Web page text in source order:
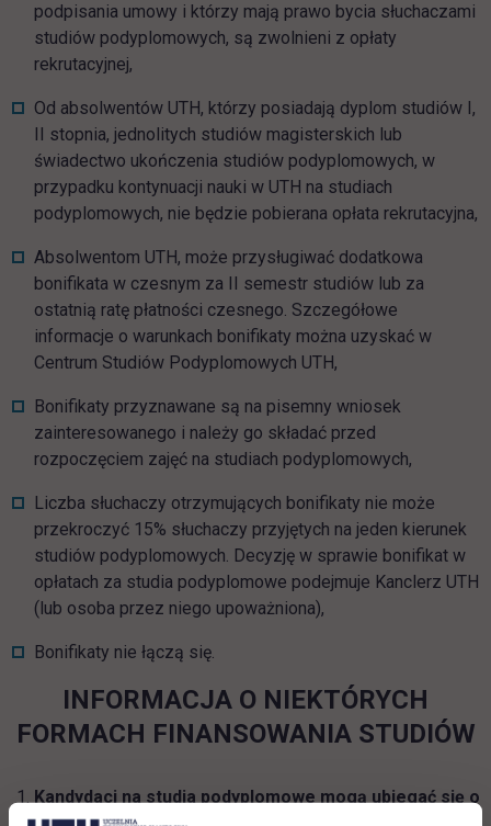
podpisania umowy i którzy mają prawo bycia słuchaczami
studiów podyplomowych, są zwolnieni z opłaty
rekrutacyjnej,
Od absolwentów UTH, którzy posiadają dyplom studiów I,
II stopnia, jednolitych studiów magisterskich lub
świadectwo ukończenia studiów podyplomowych, w
przypadku kontynuacji nauki w UTH na studiach
podyplomowych, nie będzie pobierana opłata rekrutacyjna,
Absolwentom UTH, może przysługiwać dodatkowa
bonifikata w czesnym za II semestr studiów lub za
ostatnią ratę płatności czesnego. Szczegółowe
informacje o warunkach bonifikaty można uzyskać w
Centrum Studiów Podyplomowych UTH,
Bonifikaty przyznawane są na pisemny wniosek
zainteresowanego i należy go składać przed
rozpoczęciem zajęć na studiach podyplomowych,
Liczba słuchaczy otrzymujących bonifikaty nie może
przekroczyć 15% słuchaczy przyjętych na jeden kierunek
studiów podyplomowych. Decyzję w sprawie bonifikat w
opłatach za studia podyplomowe podejmuje Kanclerz UTH
(lub osoba przez niego upoważniona),
Bonifikaty nie łączą się.
INFORMACJA O NIEKTÓRYCH
FORMACH FINANSOWANIA STUDIÓW
Kandydaci na studia podyplomowe mogą ubiegać się o